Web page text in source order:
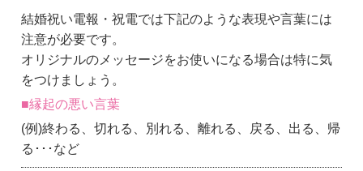
結婚祝い電報・祝電では下記のような表現や言葉には
注意が必要です。
オリジナルのメッセージをお使いになる場合は特に気
をつけましょう。
■縁起の悪い言葉
(例)終わる、切れる、別れる、離れる、戻る、出る、帰
る･･･など